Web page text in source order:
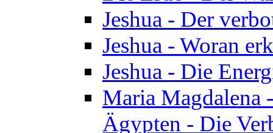
Jeshua - Der
Jeshua - Woran
Jeshua - Die
Maria Magdalena
Ägypten - Die